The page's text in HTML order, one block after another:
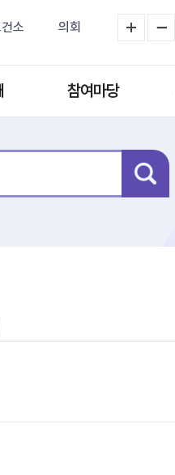
소 의회
참여마당